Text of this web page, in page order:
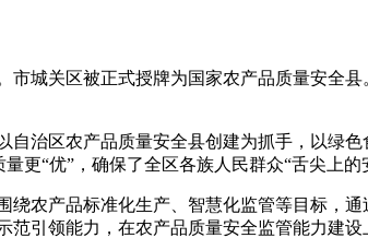
关区被正式授牌为国家农产品质量安全
区农产品质量安全县创建为抓手，以绿色
更“优”，确保了全区各族人民群众“舌尖上的
产品标准化生产、智慧化监管等目标，
引领能力，在农产品质量安全监管能力建